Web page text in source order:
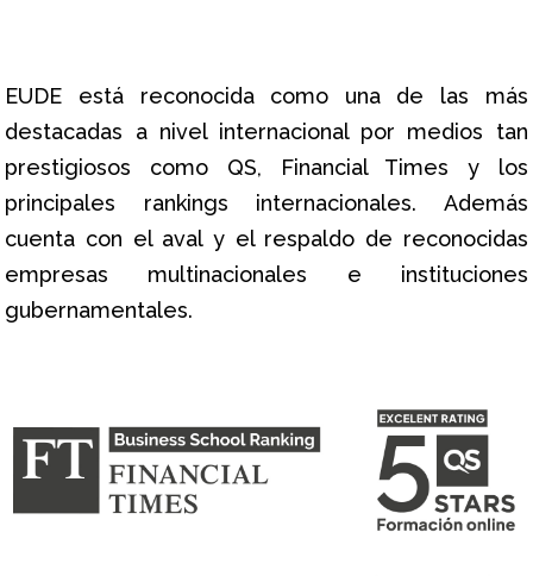
EUDE está reconocida como una de las más
destacadas a nivel internacional por medios tan
prestigiosos como QS, Financial Times y los
principales rankings internacionales. Además
cuenta con el aval y el respaldo de reconocidas
empresas multinacionales e instituciones
gubernamentales.